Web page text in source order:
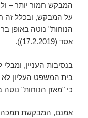
המבקש חמור יותר –
על המבקש, ובכלל זה
אסד (‏17.2.2019)).
בנסיבות העניין,
בית המשפט העליון
כי "מאזן הנוחות"
אמנם, המבקשת תמכה